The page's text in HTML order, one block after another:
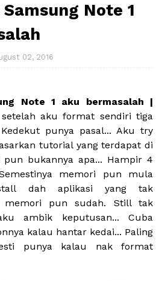
Note 1
02, 2016
Note 1 aku bermasalah |
aku format sendiri tiga
punya pasal... Aku try
tutorial yang terdapat di
bukannya apa... Hampir 4
memori pun mula
dah aplikasi yang tak
memori pun sudah. Still tak
ambik keputusan... Cuba
kalau hantar kedai... Paling
punya kalau nak format